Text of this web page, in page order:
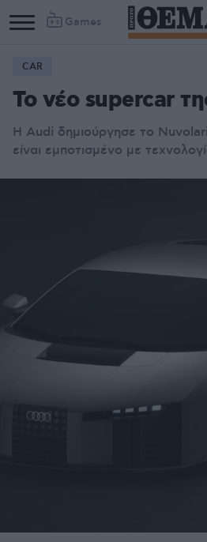
Games
CAR
To νέο supercar
Η Audi δημιούργησε το
είναι εμποτισμένο με